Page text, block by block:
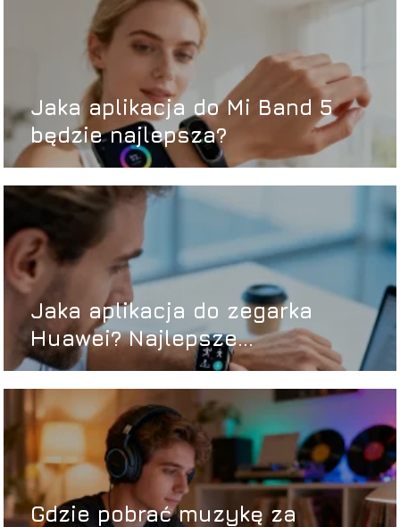
Jaka aplikacja do Mi Band 5
będzie najlepsza?
Jaka aplikacja do zegarka
Huawei? Najlepsze
rozwiązania
Gdzie pobrać muzykę za